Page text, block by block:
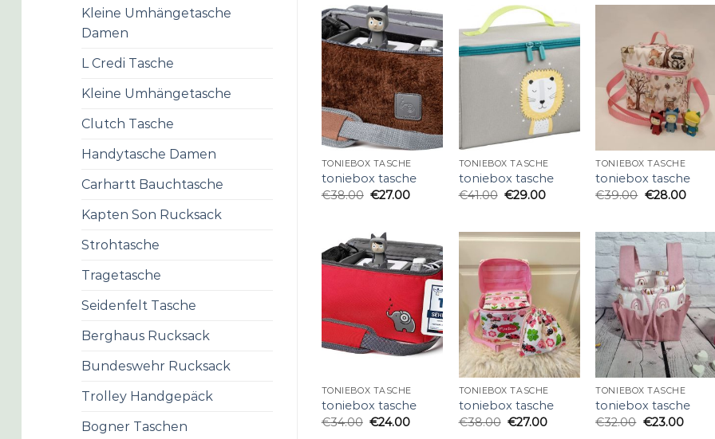
Kleine Umhängetasche
Damen
L Credi Tasche
Kleine Umhängetasche
Clutch Tasche
Handytasche Damen
Carhartt Bauchtasche
Kapten Son Rucksack
Strohtasche
Tragetasche
Seidenfelt Tasche
Berghaus Rucksack
Bundeswehr Rucksack
Trolley Handgepäck
Bogner Taschen
TONIEBOX TASCHE
toniebox tasche
€38.00 €27.00
TONIEBOX TASCHE
toniebox tasche
€41.00 €29.00
TONIEBOX TASCHE
toniebox tasche
€39.00 €28.00
TONIEBOX TASCHE
toniebox tasche
€34.00 €24.00
TONIEBOX TASCHE
toniebox tasche
€38.00 €27.00
TONIEBOX TASCHE
toniebox tasche
€32.00 €23.00